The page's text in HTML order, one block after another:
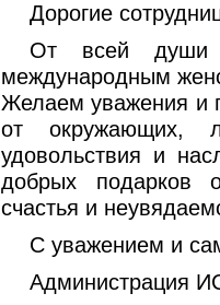
Дорогие
От всей души
международным
Желаем уважения и
от окружающих,
удовольствия и
добрых подарков
счастья и
С уважением и
Администрация